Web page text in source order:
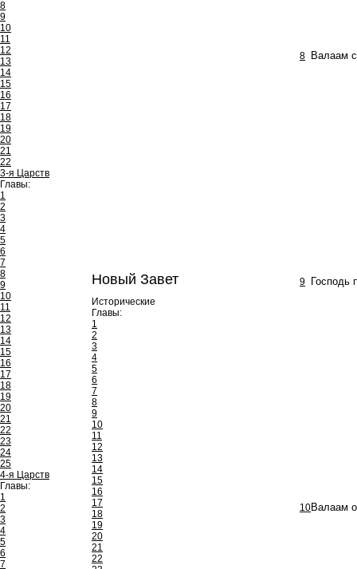
8
9
10
11
12
13
14
15
16
17
18
19
20
21
22
3-я Царств
Главы:
1
2
3
4
5
6
7
8
9
10
11
12
13
14
15
16
17
18
19
20
21
22
23
24
25
4-я Царств
Главы:
1
2
3
4
5
6
7
Новый Завет
Исторические
Главы:
1
2
3
4
5
6
7
8
9
10
11
12
13
14
15
16
17
18
19
20
21
22
8 Валаам
9
10Валаам